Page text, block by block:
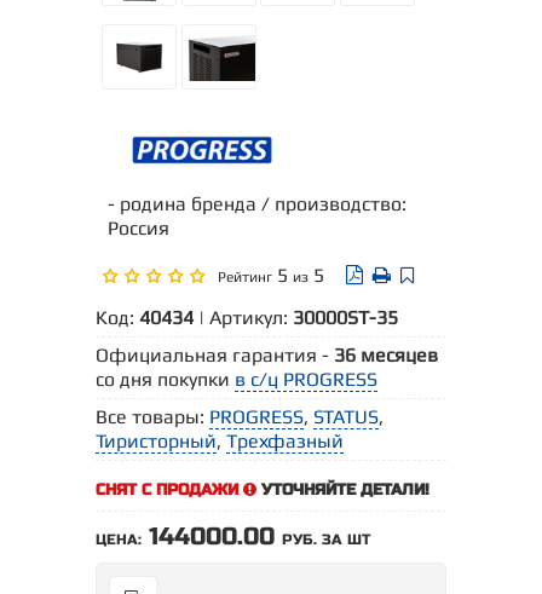
- родина бренда / производство:
Россия
Рейтинг 5 из 5
Код: 40434 | Артикул: 30000SТ-35
Официальная гарантия - 36 месяцев
со дня покупки в с/ц PROGRESS
Все товары: PROGRESS, STATUS,
Тиристорный, Трехфазный
СНЯТ С ПРОДАЖИ УТОЧНЯЙТЕ ДЕТАЛИ!
ЦЕНА: 144000.00 РУБ. ЗА ШТ